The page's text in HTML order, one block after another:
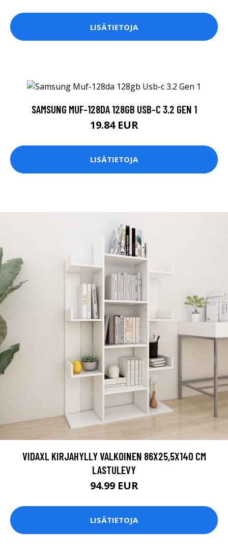
LISÄTIETOJA
SAMSUNG MUF-128DA 128GB USB-C 3.2 GEN 1
19.84 EUR
LISÄTIETOJA
VIDAXL KIRJAHYLLY VALKOINEN 86X25,5X140 CM
LASTULEVY
94.99 EUR
LISÄTIETOJA